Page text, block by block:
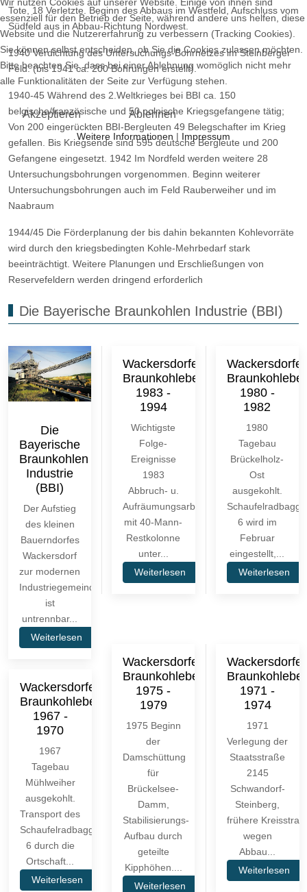
Tote, 18 Verletzte. Beginn des Abbaus im Westfeld, Aufschluss vom
Südfeld aus in Abbau-Richtung Nordwest.
1940 Verdichtung des Untersuchungs-Bohrnetzes im Steinberger
Feld. (bis 1941 ca. 200 Bohrungen erstellt).
1940-45 Während des 2.Weltkrieges bei BBI ca. 150
belgische/französische und 50 polnische Kriegsgefangene tätig;
Von 200 eingerückten BBI-Bergleuten 49 Belegschafter im Krieg
gefallen. Bis Kriegsende sind 595 deutsche Bergleute und 200
Gefangene eingesetzt. 1942 Im Nordfeld werden weitere 28
Untersuchungsbohrungen vorgenommen. Beginn weiterer
Untersuchungsbohrungen auch im Feld Rauberweiher und im
Naabraum
1944/45 Die Förderplanung der bis dahin bekannten Kohlevorräte
wird durch den kriegsbedingten Kohle-Mehrbedarf stark
beeinträchtigt. Weitere Planungen und Erschließungen von
Reservefeldern werden dringend erforderlich
Die Bayerische Braunkohlen Industrie (BBI)
Die
Bayerische
Braunkohlen
Industrie
(BBI)
Der Aufstieg
des kleinen
Bauerndorfes
Wackersdorf
zur modernen
Industriegemeinde
ist
untrennbar...
Weiterlesen
Wackersdorfer
Braunkohlebergbau
1983 -
1994
Wichtigste
Folge-
Ereignisse
1983
Abbruch- u.
Aufräumungsarbeiten
mit 40-Mann-
Restkolonne
unter...
Weiterlesen
Wackersdorfer
1980 -
1982
1980
Tagebau
Brückelholz-
Ost
ausgekohlt.
6 wird im
Februar
eingestellt,...
Weiterlesen
Wackersdorfer
Braunkohlebergbau
1975 -
1979
1975 Beginn
der
Damschüttung
für
Brückelsee-
Damm,
Stabilisierungs-
Aufbau durch
geteilte
Kipphöhen....
Weiterlesen
Wackersdorfer
1971 -
1974
1971
Verlegung der
Staatsstraße
2145
Schwandorf-
Steinberg,
frühere
wegen
Abbau...
Weiterlesen
Wackersdorfer
Braunkohlebergbau
1967 -
1970
1967
Tagebau
Mühlweiher
ausgekohlt.
Transport des
Schaufelradbaggerers
6 durch die
Ortschaft...
Weiterlesen
essenziell für den Betrieb der Seite, während andere uns helfen, diese
Website und die Nutzererfahrung zu verbessern (Tracking Cookies).
Sie können selbst entscheiden, ob Sie die Cookies zulassen möchten.
Bitte beachten Sie, dass bei einer Ablehnung womöglich nicht mehr
alle Funktionalitäten der Seite zur Verfügung stehen.
Akzeptieren Ablehnen
Weitere Informationen | Impressum